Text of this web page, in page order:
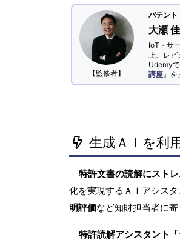
【監修者】
パテント
大瀬
IoT・サ
上、レ
Udemy
講座 』を
生成ＡＩを利
特許文書の読解にスト
化を実現するＡＩアシス
明評価など知財担当者に
特許読解アシスタント「